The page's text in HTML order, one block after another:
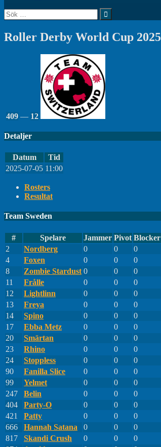
Sök
efter:
Roller Derby World Cup 2025
409 — 12
Detaljer
Datum
Tid
2025-07-05 11:00
Rosters
Resultat
Team Sweden
# Spelare Jammer Pivot Blocker
2
Nordberg 0 0 0
4
Foxen 0 0 0
8
Zombie Stardust 0 0 0
11
Frålle 0 0 0
12
Lightlinn 0 0 0
13
Freya 0 0 0
14
Spino 0 0 0
17
Ebba Metz 0 0 0
20
Smärtan 0 0 0
23
Rhino 0 0 0
24
Stoppless 0 0 0
90
Fanilla Slice 0 0 0
99
Yelmet 0 0 0
247
Belin 0 0 0
404
Party-O 0 0 0
421
Patty 0 0 0
666
Hannah Satana 0 0 0
817
Skandi Crush 0 0 0